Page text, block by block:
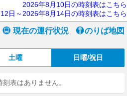
2026年8月10日の時刻表はこちら
日～2026年8月14日の時刻表はこちら
現在の運行状況 のりば地図
土曜 日曜/祝日
表はありません。